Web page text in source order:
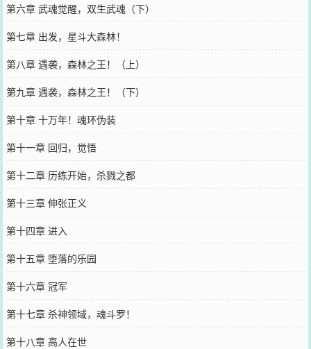
第六章 武魂觉醒，双生武魂（下）
第七章 出发，星斗大森林！
第八章 遇袭，森林之王！（上）
第九章 遇袭，森林之王！（下）
第十章 十万年！魂环伪装
第十一章 回归，觉悟
第十二章 历练开始，杀戮之都
第十三章 伸张正义
第十四章 进入
第十五章 堕落的乐园
第十六章 冠军
第十七章 杀神领域，魂斗罗！
第十八章 高人在世